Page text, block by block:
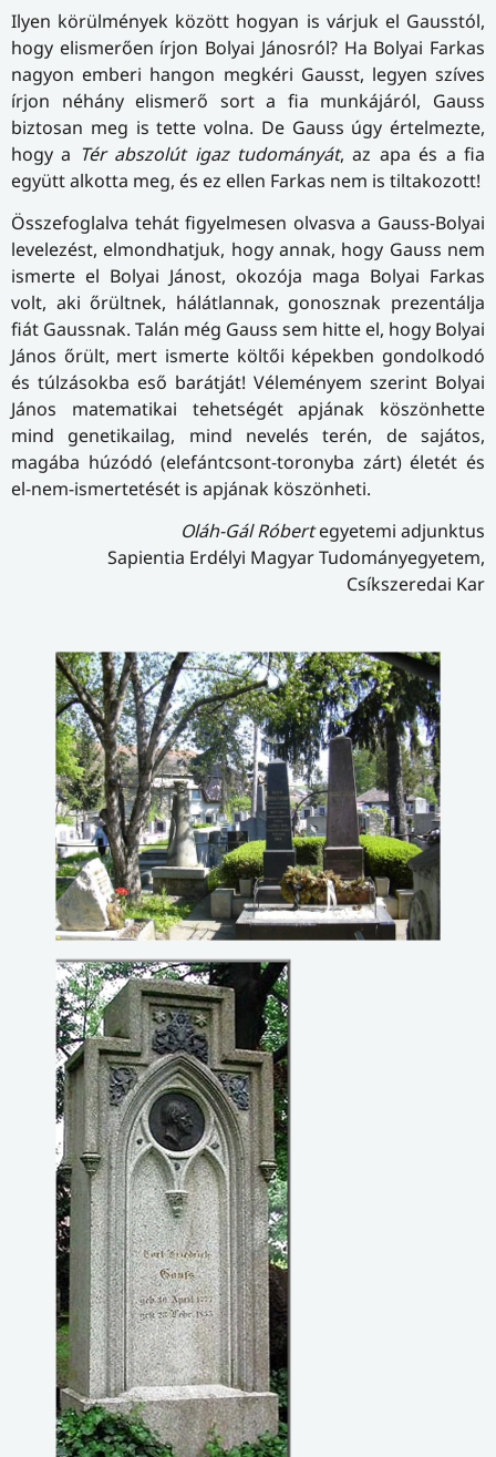
Ilyen körülmények között hogyan is várjuk el Gausstól,
hogy elismerően írjon Bolyai Jánosról? Ha Bolyai Farkas
nagyon emberi hangon megkéri Gausst, legyen szíves
írjon néhány elismerő sort a fia munkájáról, Gauss
biztosan meg is tette volna. De Gauss úgy értelmezte,
hogy a Tér abszolút igaz tudományát, az apa és a fia
együtt alkotta meg, és ez ellen Farkas nem is tiltakozott!
Összefoglalva tehát figyelmesen olvasva a Gauss-Bolyai
levelezést, elmondhatjuk, hogy annak, hogy Gauss nem
ismerte el Bolyai Jánost, okozója maga Bolyai Farkas
volt, aki őrültnek, hálátlannak, gonosznak prezentálja
fiát Gaussnak. Talán még Gauss sem hitte el, hogy Bolyai
János őrült, mert ismerte költői képekben gondolkodó
és túlzásokba eső barátját! Véleményem szerint Bolyai
János matematikai tehetségét apjának köszönhette
mind genetikailag, mind nevelés terén, de sajátos,
magába húzódó (elefántcsont-toronyba zárt) életét és
el-nem-ismertetését is apjának köszönheti.
Oláh-Gál Róbertegyetemi adjunktus
Sapientia Erdélyi Magyar Tudományegyetem,
Csíkszeredai Kar